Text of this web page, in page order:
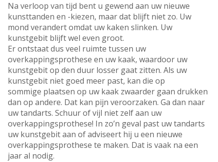
Na verloop van tijd bent u gewend aan uw nieuwe
kunsttanden en -kiezen, maar dat blijft niet zo. Uw
mond verandert omdat uw kaken slinken. Uw
kunstgebit blijft wel even groot.
Er ontstaat dus veel ruimte tussen uw
overkappingsprothese en uw kaak, waardoor uw
kunstgebit op den duur losser gaat zitten. Als uw
kunstgebit niet goed meer past, kan die op
sommige plaatsen op uw kaak zwaarder gaan drukken
dan op andere. Dat kan pijn veroorzaken. Ga dan naar
uw tandarts. Schuur of vijl niet zelf aan uw
overkappingsprothese! In zo’n geval past uw tandarts
uw kunstgebit aan of adviseert hij u een nieuwe
overkappingsprothese te maken. Dat is vaak na een
jaar al nodig.